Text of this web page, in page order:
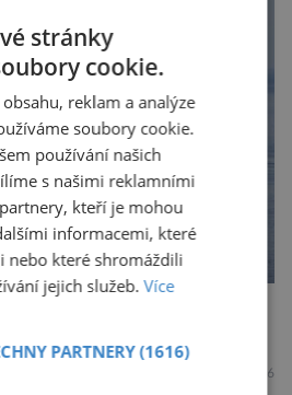
onemocnění,
[…]
hrozí nová
28.7.2026
stránky
cookie.
reklam a analýze
soubory cookie.
používání našich
s našimi reklamními
kteří je mohou
informacemi, které
nebo které shromáždili
jejich služeb.Více
PARTNERY(1616)